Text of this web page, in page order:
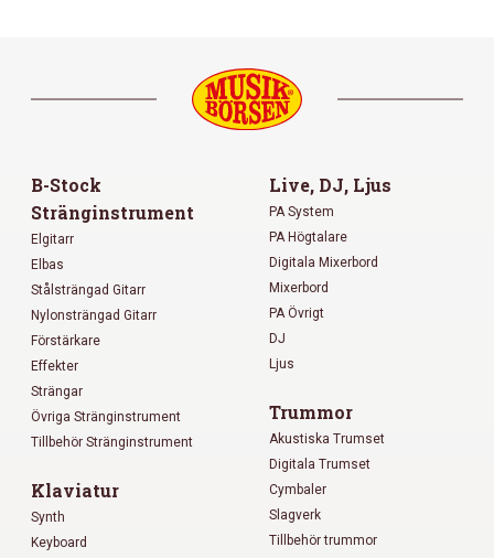
B-Stock
Stränginstrument
Elgitarr
Elbas
Stålsträngad Gitarr
Nylonsträngad Gitarr
Förstärkare
Effekter
Strängar
Övriga Stränginstrument
Tillbehör Stränginstrument
Klaviatur
Synth
Keyboard
Live, DJ, Ljus
PA System
PA Högtalare
Digitala Mixerbord
Mixerbord
PA Övrigt
DJ
Ljus
Trummor
Akustiska Trumset
Digitala Trumset
Cymbaler
Slagverk
Tillbehör trummor